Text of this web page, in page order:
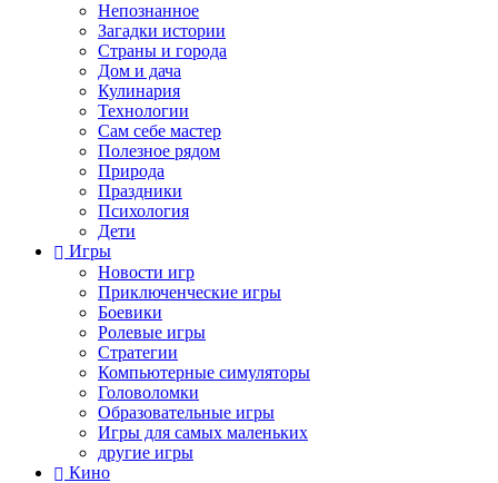
Непознанное
Загадки истории
Страны и города
Дом и дача
Кулинария
Технологии
Сам себе мастер
Полезное рядом
Природа
Праздники
Психология
Дети
Игры
Новости игр
Приключенческие игры
Боевики
Ролевые игры
Стратегии
Компьютерные симуляторы
Головоломки
Образовательные игры
Игры для самых маленьких
другие игры
Кино